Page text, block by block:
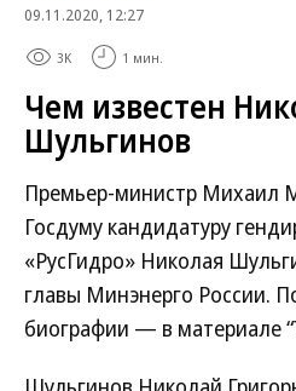
09.11.2020, 12:27
3K 1 мин.
Чем известен
Шульгинов
Премьер-министр Михаил
Госдуму кандидатуру
«РусГидро» Николая
главы Минэнерго России.
биографии — в материале